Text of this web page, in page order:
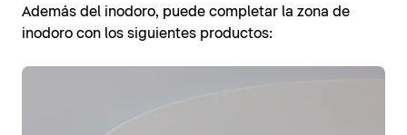
Además del inodoro, puede completar la zona de
inodoro con los siguientes productos: